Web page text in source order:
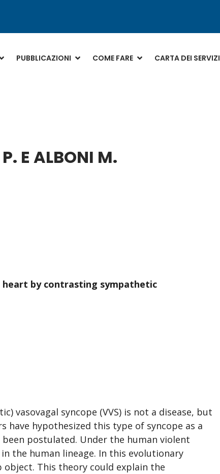
PUBBLICAZIONI COME FARE CARTA DEI SERVIZI
E ALBONI M.
heart by contrasting sympathetic
vasovagal syncope (VVS) is not a disease, but
hypothesized this type of syncope as a
postulated. Under the human violent
the human lineage. In this evolutionary
This theory could explain the